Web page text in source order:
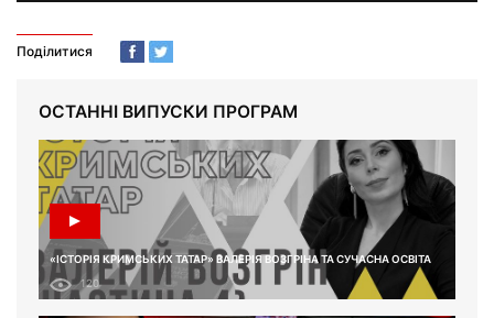
Поділитися
ОСТАННІ ВИПУСКИ ПРОГРАМ
«ІСТОРІЯ КРИМСЬКИХ ТАТАР» ВАЛЕРІЯ ВОЗГРІНА ТА СУЧАСНА ОСВІТА
120